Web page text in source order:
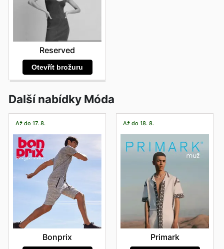
Reserved
Otevřít brožuru
Další nabídky Móda
Až do 17. 8.
Bonprix
Až do 18. 8.
Primark